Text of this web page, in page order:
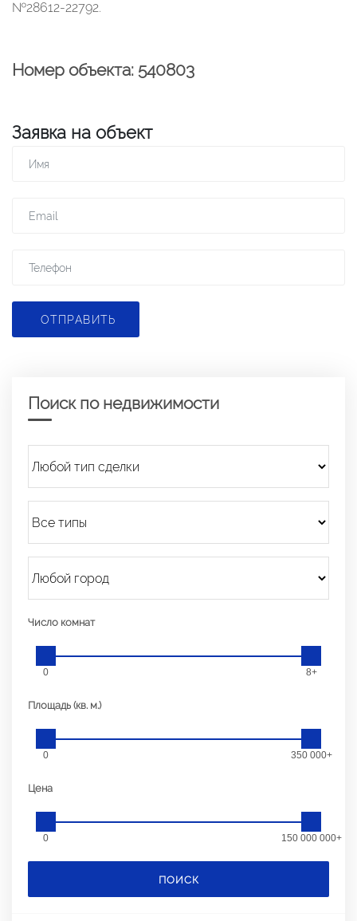
№28612-22792.
Номер объекта: 540803
Заявка на объект
ОТПРАВИТЬ
Поиск по недвижимости
Число комнат
0 8+
Площадь (кв. м.)
0 350 000+
Цена
0 150 000 000+
ПОИСК